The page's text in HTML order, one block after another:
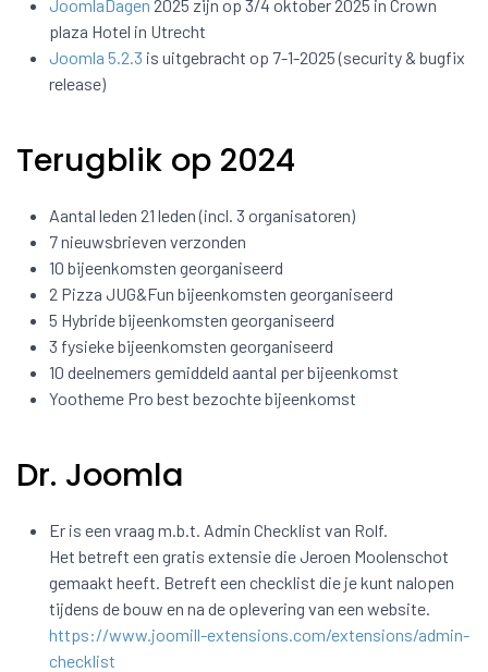
JoomlaDagen 2025 zijn op 3/4 oktober 2025 in Crown
plaza Hotel in Utrecht
Joomla 5.2.3 is uitgebracht op 7-1-2025 (security & bugfix
release)
Terugblik op 2024
Aantal leden 21 leden (incl. 3 organisatoren)
7 nieuwsbrieven verzonden
10 bijeenkomsten georganiseerd
2 Pizza JUG&Fun bijeenkomsten georganiseerd
5 Hybride bijeenkomsten georganiseerd
3 fysieke bijeenkomsten georganiseerd
10 deelnemers gemiddeld aantal per bijeenkomst
Yootheme Pro best bezochte bijeenkomst
Dr. Joomla
Er is een vraag m.b.t. Admin Checklist van Rolf.
Het betreft een gratis extensie die Jeroen Moolenschot
gemaakt heeft. Betreft een checklist die je kunt nalopen
tijdens de bouw en na de oplevering van een website.
https://www.joomill-extensions.com/extensions/admin-
checklist